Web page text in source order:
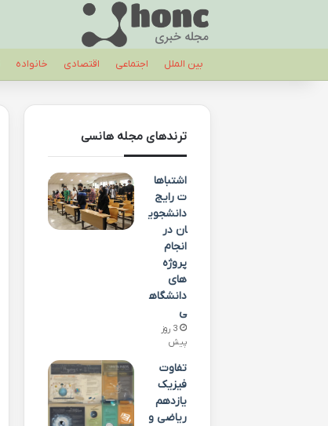
بین الملل اجتماعی اقتصادی خانواده
ترندهای مجله هانسی
اشتباها
ت رایج
دانشجوی
ان در
انجام
پروژه
های
دانشگاه
ی
3 روز
پیش
تفاوت
فیزیک
یازدهم
ریاضی و